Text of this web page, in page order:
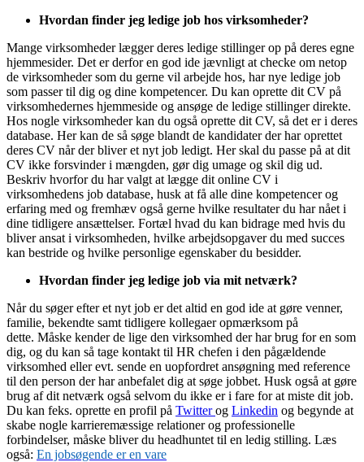
Hvordan finder jeg ledige job hos virksomheder?
Mange virksomheder lægger deres ledige stillinger op på deres egne
hjemmesider. Det er derfor en god ide jævnligt at checke om netop
de virksomheder som du gerne vil arbejde hos, har nye ledige job
som passer til dig og dine kompetencer. Du kan oprette dit CV på
virksomhedernes hjemmeside og ansøge de ledige stillinger direkte.
Hos nogle virksomheder kan du også oprette dit CV, så det er i deres
database. Her kan de så søge blandt de kandidater der har oprettet
deres CV når der bliver et nyt job ledigt. Her skal du passe på at dit
CV ikke forsvinder i mængden, gør dig umage og skil dig ud.
Beskriv hvorfor du har valgt at lægge dit online CV i
virksomhedens job database, husk at få alle dine kompetencer og
erfaring med og fremhæv også gerne hvilke resultater du har nået i
dine tidligere ansættelser. Fortæl hvad du kan bidrage med hvis du
bliver ansat i virksomheden, hvilke arbejdsopgaver du med succes
kan bestride og hvilke personlige egenskaber du besidder.
Hvordan finder jeg ledige job via mit netværk?
Når du søger efter et nyt job er det altid en god ide at gøre venner,
familie, bekendte samt tidligere kollegaer opmærksom på
dette. Måske kender de lige den virksomhed der har brug for en som
dig, og du kan så tage kontakt til HR chefen i den pågældende
virksomhed eller evt. sende en uopfordret ansøgning med reference
til den person der har anbefalet dig at søge jobbet. Husk også at gøre
brug af dit netværk også selvom du ikke er i fare for at miste dit job.
Du kan feks. oprette en profil på Twitterog Linkedin og begynde at
skabe nogle karrieremæssige relationer og professionelle
forbindelser, måske bliver du headhuntet til en ledig stilling. Læs
også: En jobsøgende er en vare